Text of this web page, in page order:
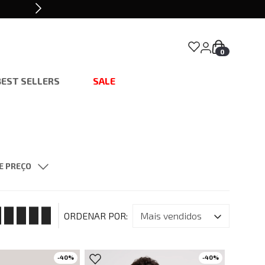
0
SELLERS SALE
PREÇO
mais vendidos
-40% -40%